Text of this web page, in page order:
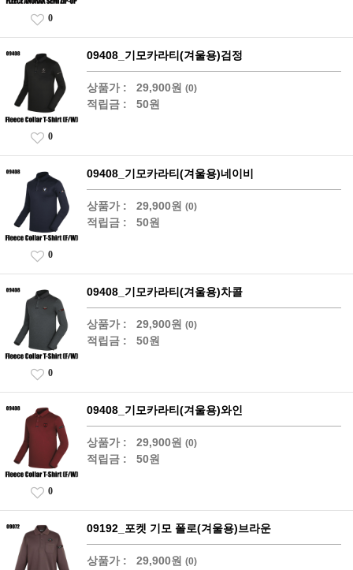
0
09408_기모카라티(겨울용)검정
상품가 : 29,900원 (0)
적립금 : 50원
0
09408_기모카라티(겨울용)네이비
상품가 : 29,900원 (0)
적립금 : 50원
0
09408_기모카라티(겨울용)차콜
상품가 : 29,900원 (0)
적립금 : 50원
0
09408_기모카라티(겨울용)와인
상품가 : 29,900원 (0)
적립금 : 50원
0
09192_포켓 기모 폴로(겨울용)브라운
상품가 : 29,900원 (0)